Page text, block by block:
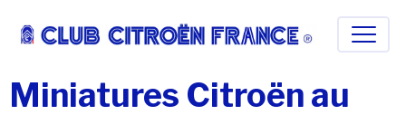
Miniatures Citroën au